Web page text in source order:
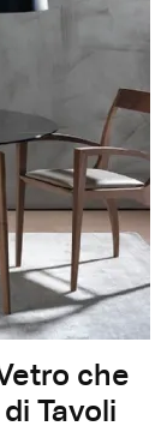
che
Tavoli